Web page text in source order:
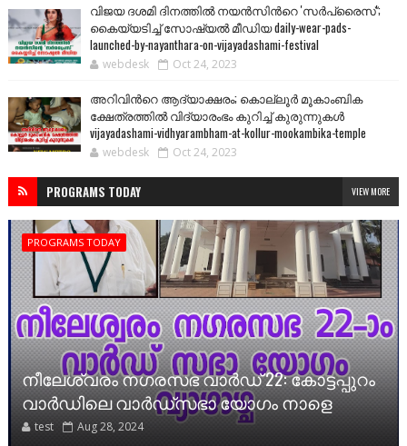
വിജയ ദശമി ദിനത്തില്‍ നയന്‍സിന്‍റെ 'സര്‍പ്രൈസ്';
കൈയ്യടിച്ച് സോഷ്യല്‍ മീഡിയ daily-wear-pads-
launched-by-nayanthara-on-vijayadashami-festival
webdesk Oct 24, 2023
അറിവിന്‍റെ ആദ്യാക്ഷരം; കൊല്ലൂർ മൂകാംബിക
ക്ഷേത്രത്തിൽ വിദ്യാരംഭം കുറിച്ച് കുരുന്നുകൾ
vijayadashami-vidhyarambham-at-kollur-mookambika-temple
webdesk Oct 24, 2023
PROGRAMS TODAY VIEW MORE
PROGRAMS TODAY
നീലേശ്വരം നഗരസഭ വാര്‍ഡ്‌ 22: കോട്ടപ്പുറം
വാര്‍ഡിലെ വാര്‍ഡ്‌സഭാ യോഗം നാളെ
test Aug 28, 2024